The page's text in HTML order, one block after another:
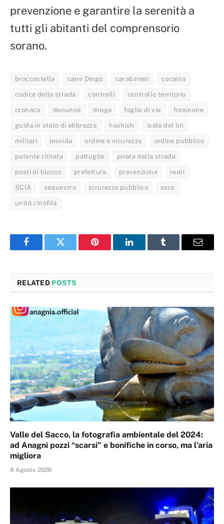
prevenzione e garantire la serenità a
tutti gli abitanti del comprensorio
sorano.
broccostella cane Dingo carabinieri cocaina
codice della strada controlli controllo territorio
cronaca denunce droga foglio di via frosinone
guida in stato di ebbrezza hashish isola del liri
militari movida ordine e sicurezza ordine pubblico
patente ritirata pattuglie pirata della strada
posti di blocco prefettura prevenzione reati
SCIA sequestro sicurezza pubblica sora
unità cinofila
FacebookTwitter Pinterest LinkedInTumblr Email
RELATED POSTS
Valle del Sacco, la fotografia ambientale del 2024:
ad Anagni pozzi “scarsi” e bonifiche in corso, ma l’aria
migliora
8 Agosto 2026